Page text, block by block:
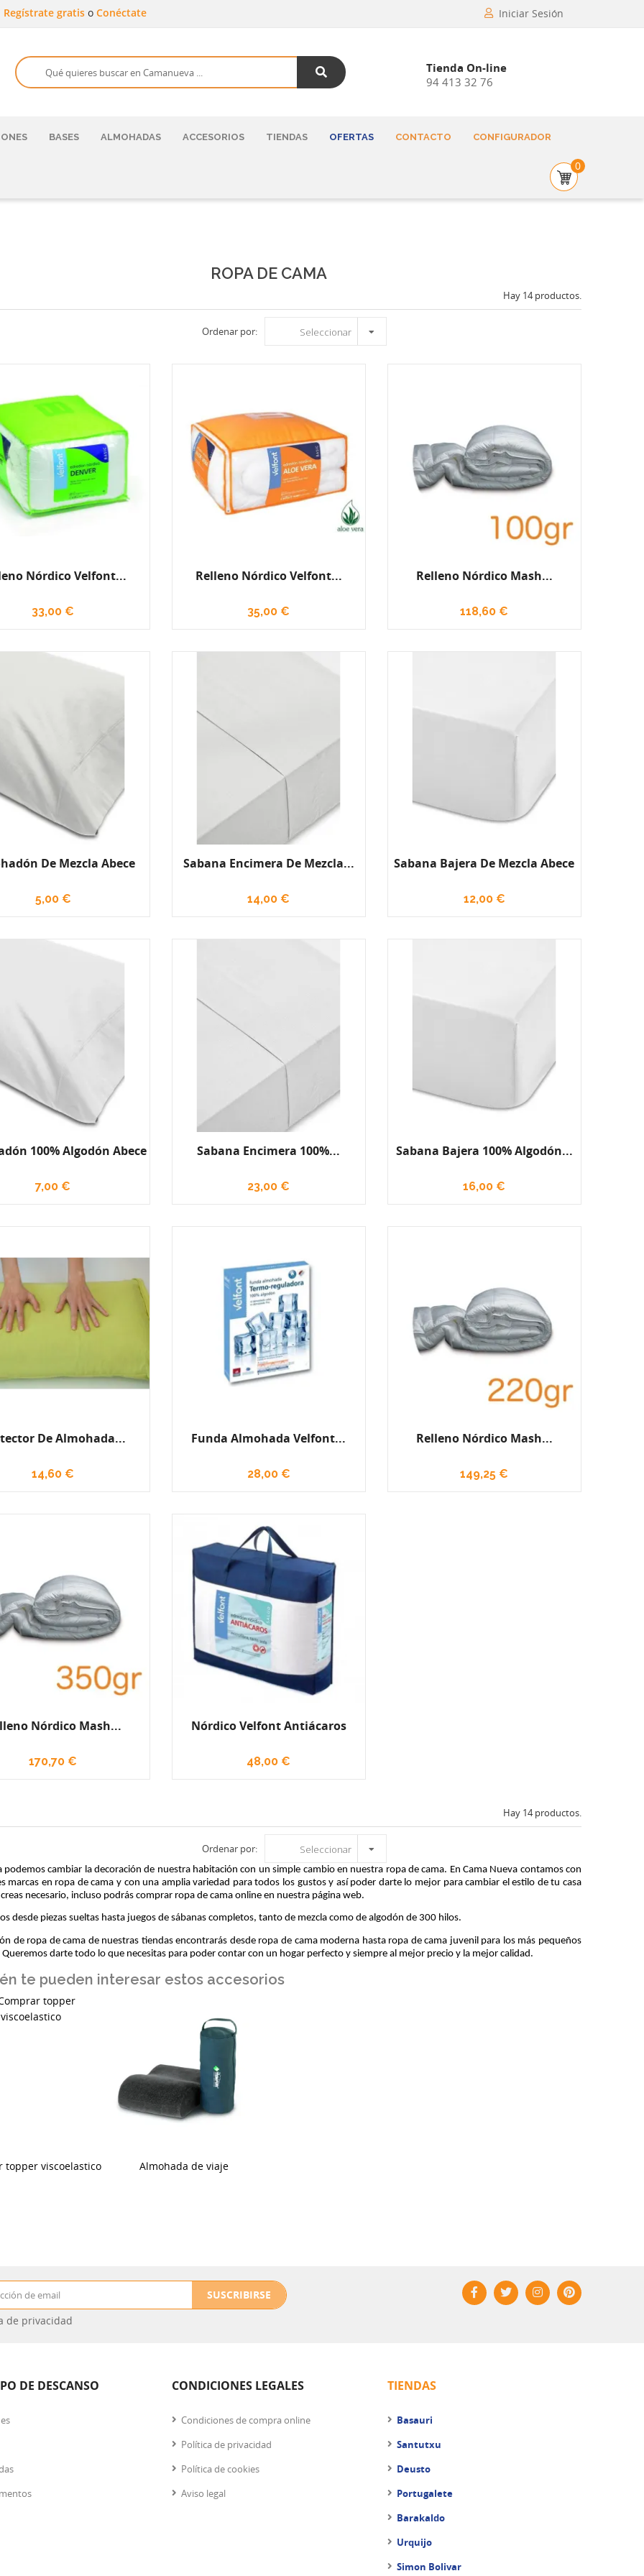
Regístrate gratis o Conéctate Iniciar Sesión
Tienda On-line
94 413 32 76
BASES ALMOHADAS ACCESORIOS TIENDAS OFERTAS CONTACTO CONFIGURADOR
0
ROPA DE CAMA
Hay 14 productos.
Ordenar por: Seleccionar
Nórdico Velfont...
33,00 €
Relleno Nórdico Velfont...
35,00 €
Relleno Nórdico Mash...
118,60 €
De Mezcla Abece
5,00 €
Sabana Encimera De Mezcla...
14,00 €
Sabana Bajera De Mezcla Abece
12,00 €
100% Algodón Abece
7,00 €
Sabana Encimera 100%...
23,00 €
Sabana Bajera 100% Algodón...
16,00 €
De Almohada...
14,60 €
Funda Almohada Velfont...
28,00 €
Relleno Nórdico Mash...
149,25 €
Nórdico Mash...
170,70 €
Nórdico Velfont Antiácaros
48,00 €
Hay 14 productos.
Ordenar por: Seleccionar
podemos cambiar la decoración de nuestra habitación con un simple cambio en nuestra ropa de cama. En Cama Nueva contamos con
marcas en ropa de cama y con una amplia variedad para todos los gustos y así poder darte lo mejor para cambiar el estilo de tu casa
necesario, incluso podrás comprar ropa de cama online en nuestra página web.
desde piezas sueltas hasta juegos de sábanas completos, tanto de mezcla como de algodón de 300 hilos.
de ropa de cama de nuestras tiendas encontrarás desde ropa de cama moderna hasta ropa de cama juvenil para los más pequeños
Queremos darte todo lo que necesitas para poder contar con un hogar perfecto y siempre al mejor precio y la mejor calidad.
te pueden interesar estos accesorios
topper viscoelastico Almohada de viaje
SUSCRIBIRSE
de privacidad
DE DESCANSO CONDICIONES LEGALES
Condiciones de compra online
Política de privacidad
Política de cookies
Aviso legal
TIENDAS
Basauri
Santutxu
Deusto
Portugalete
Barakaldo
Urquijo
Simon Bolivar